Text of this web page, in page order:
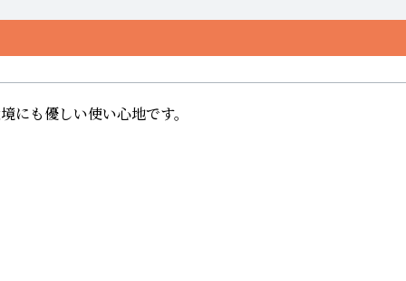
にも優しい使い心地です。